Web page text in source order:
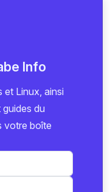
Info
Linux, ainsi
du
votre boîte